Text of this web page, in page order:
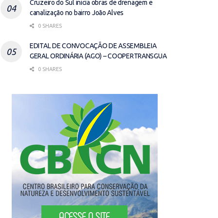
Cruzeiro do Sul inicia obras de drenagem e
canalização no bairro João Alves
0 SHARES
EDITAL DE CONVOCAÇÃO DE ASSEMBLEIA
GERAL ORDINÁRIA (AGO) – COOPERTRANSGUA
0 SHARES